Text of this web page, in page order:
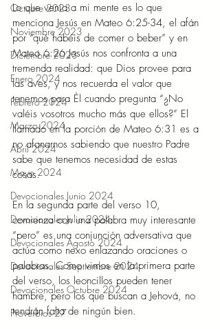
Octubre 2023
Noviembre 2023
Diciembre 2023
Enero 2024
Febrero 2024
Marzo 2024
Abril 2024
Mayo 2024
Devocionales Junio 2024
Devocionales Julio 2024
Devocionales Agosto 2024
Devocionales Septiembre 2024
Devocionales Octubre 2024
Proverbios 27
Lo que venía a mi mente es lo que
menciona Jesús en Mateo 6:25-34, el afán
por “qué habéis de comer o beber” y en
Mateo 6:26 Jesús nos confronta a una
tremenda realidad: que Dios provee para
las aves, y nos recuerda el valor que
tenemos para Él cuando pregunta “¿No
valéis vosotros mucho más que ellos?” El
llamado en la porción de Mateo 6:31 es a
no afanarnos sabiendo que nuestro Padre
sabe que tenemos necesidad de estas
cosas.
En la segunda parte del verso 10,
comienza con una palabra muy interesante
“pero” es una conjunción adversativa que
actúa como nexo enlazando oraciones o
palabras. Como vimos en la primera parte
del verso, los leoncillos pueden tener
hambre, pero los que buscan a Jehová, no
tendrán falta de ningún bien.